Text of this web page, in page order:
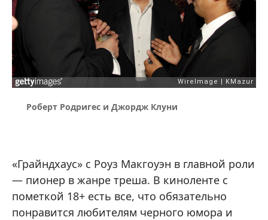
Роберт Родригес и Джордж Клуни
«Грайндхаус» с Роуз Макгоуэн в главной роли
— пионер в жанре треша. В киноленте с
пометкой 18+ есть все, что обязательно
понравится любителям черного юмора и